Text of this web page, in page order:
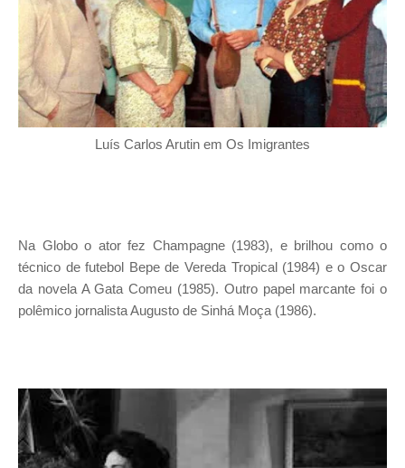
Luís Carlos Arutin em Os Imigrantes
Na Globo o ator fez Champagne (1983), e brilhou como o
técnico de futebol Bepe de Vereda Tropical (1984) e o Oscar
da novela A Gata Comeu (1985). Outro papel marcante foi o
polêmico jornalista Augusto de Sinhá Moça (1986).